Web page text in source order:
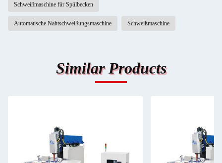
Schweißmaschine für Spülbecken
Automatische Nahtschweißungsmaschine Schweißmaschine
Similar Products